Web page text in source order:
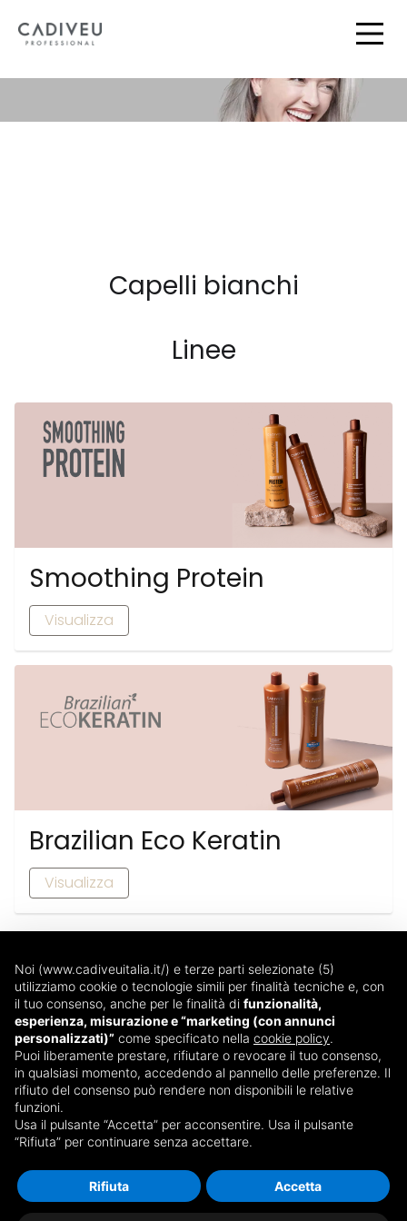
to
Capelli bianchi
Linee
Smoothing Protein
Visualizza
Brazilian Eco Keratin
Visualizza
Via T. Edison, 14
20090 - Trezzano sul Naviglio (MI)
Dal lunedì al venerdì
08:30 - 13:00 e 14:00 - 18:00
Tel: 02 87074560
Fax: 02 87074561
webmarketing@icemilano.it
Noi (www.cadiveuitalia.it/) e terze parti selezionate (5)
utilizziamo cookie o tecnologie simili per finalità tecniche e, con
il tuo consenso, anche per le finalità di funzionalità,
esperienza, misurazione e “marketing (con annunci
personalizzati)” come specificato nella cookie policy.
Puoi liberamente prestare, rifiutare o revocare il tuo consenso,
in qualsiasi momento, accedendo al pannello delle preferenze. Il
rifiuto del consenso può rendere non disponibili le relative
funzioni.
Usa il pulsante “Accetta” per acconsentire. Usa il pulsante
“Rifiuta” per continuare senza accettare.
Rifiuta Accetta